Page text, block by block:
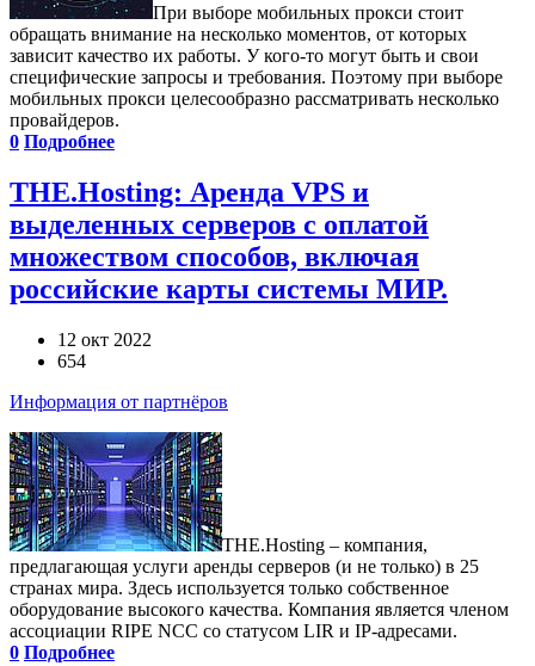
При выборе мобильных прокси стоит
обращать внимание на несколько моментов, от которых
зависит качество их работы. У кого-то могут быть и свои
специфические запросы и требования. Поэтому при выборе
мобильных прокси целесообразно рассматривать несколько
провайдеров.
0 Подробнее
THE.Hosting: Аренда VPS и
выделенных серверов с оплатой
множеством способов, включая
российские карты системы МИР.
12 окт 2022
654
Информация от партнёров
THE.Hosting – компания,
предлагающая услуги аренды серверов (и не только) в 25
странах мира. Здесь используется только собственное
оборудование высокого качества. Компания является членом
ассоциации RIPE NCC со статусом LIR и IP-адресами.
0 Подробнее